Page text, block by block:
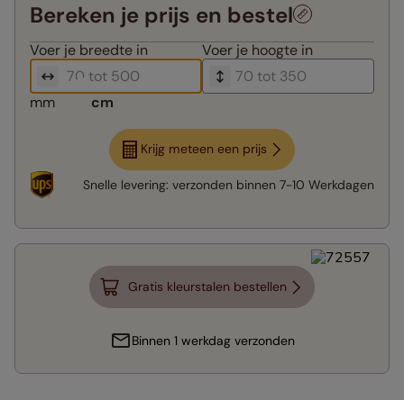
Bereken je prijs en bestel
Voer je breedte in Voer je hoogte in
mm cm
Krijg meteen een prijs
Snelle levering: verzonden binnen 7-10 Werkdagen
Gratis kleurstalen bestellen
Binnen 1 werkdag verzonden